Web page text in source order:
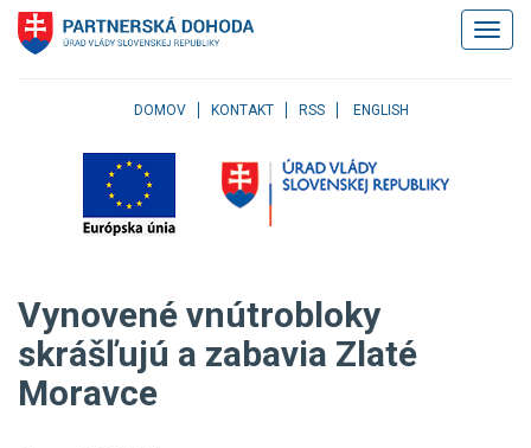
Klávesové
skratky
Skočiť
menu
Skočiť
na
užívateľské
menu
DOMOV KONTAKT RSS ENGLISH
Vynovené vnútrobloky
skrášľujú a zabavia Zlaté
Moravce